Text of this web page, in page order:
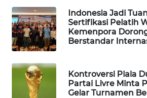
Indonesia Jadi
Sertifikasi Pelatih
Kemenpora
Berstandar
Kontroversi Piala
Partai Livre Minta
Gelar Turnamen
TV
WAHANANEWS
ID
WAHANANEWS
CO ID